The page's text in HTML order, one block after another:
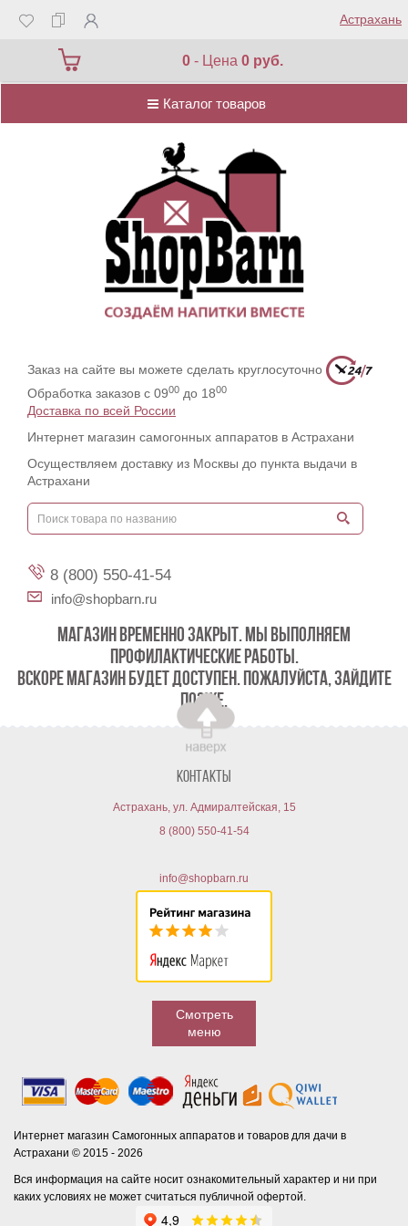
Астрахань
0 - Цена0 руб.
Каталог товаров
Каталог товаров
Заказ на сайте вы можете сделать круглосуточно
Обработка заказов с 0900 до 1800
Доставка по всей России
Интернет магазин самогонных аппаратов в Астрахани
Осуществляем доставку из Москвы до пункта выдачи в
Астрахани
8 (800) 550-41-54
info@shopbarn.ru
МАГАЗИН ВРЕМЕННО ЗАКРЫТ. МЫ ВЫПОЛНЯЕМ
ПРОФИЛАКТИЧЕСКИЕ РАБОТЫ.
ВСКОРЕ МАГАЗИН БУДЕТ ДОСТУПЕН. ПОЖАЛУЙСТА, ЗАЙДИТЕ
ПОЗЖЕ.
Контакты
Астрахань, ул. Адмиралтейская, 15
8 (800) 550-41-54
info@shopbarn.ru
Смотреть
меню
Интернет магазин Самогонных аппаратов и товаров для дачи в
Астрахани © 2015 - 2026
Вся информация на сайте носит ознакомительный характер и ни при
каких условиях не может считаться публичной офертой.